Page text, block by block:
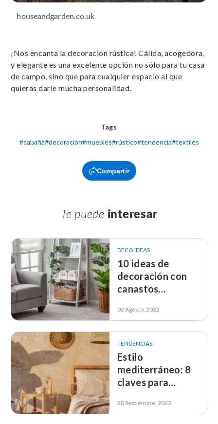
houseandgarden.co.uk
¡Nos encanta la decoración rústica! Cálida, acogedora,
y elegante es una excelente opción no sólo para tu casa
de campo, sino que para cualquier espacio al que
quieras darle mucha personalidad.
Tags
#cabaña#decoración#muebles#rústico#tendencia#textiles
Compartir
Te puede interesar
DECO IDEAS
10 ideas de
decoración con
canastos
fibras naturales
02 Agosto, 2022
TENDENCIAS
Estilo
mediterráneo: 8
claves para
con esta
20 Septiembre, 2023